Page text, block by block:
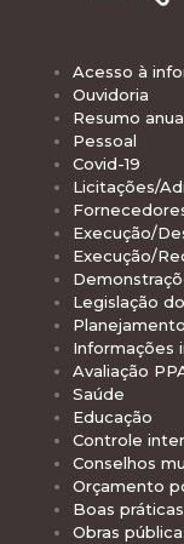
Acesso à
Ouvidoria
Resumo
Pessoal
Covid-19
Licitações/
Execução/
Execução/
Legislação
Planejamento
Informações
Avaliação
Saúde
Educação
Controle
Conselhos
Orçamento
Boas práticas
Obras